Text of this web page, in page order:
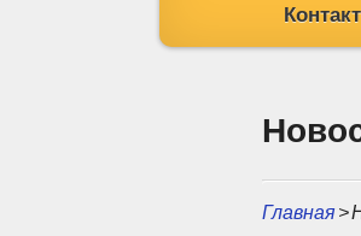
Главная>